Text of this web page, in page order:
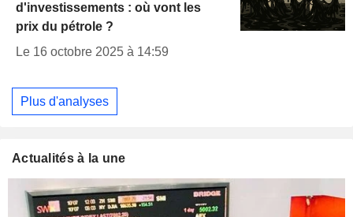
d'investissements : où vont les
prix du pétrole ?
Le 16 octobre 2025 à 14:59
Plus d'analyses
Actualités à la une